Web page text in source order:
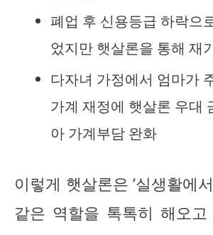
폐업 후 신용등급 하락으
었지만 햇살론을 통해 재
다자녀 가정에서 엄마가
가계 재정에 햇살론 우대
아 가계부담 완화
이렇게 햇살론은 ‘실생활에
같은 역할을 톡톡히 해오